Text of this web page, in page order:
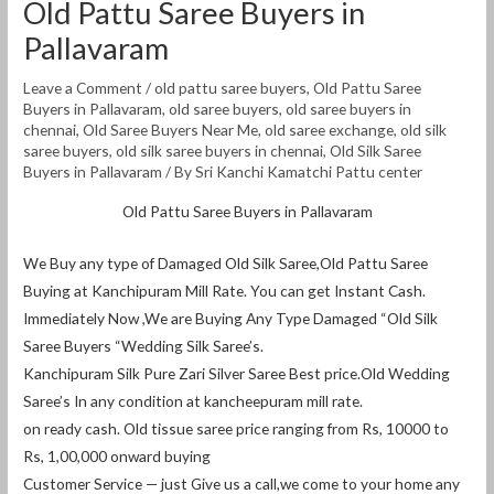
Old Pattu Saree Buyers in
Pallavaram
Leave a Comment /old pattu saree buyers,Old Pattu Saree
Buyers in Pallavaram,old saree buyers,old saree buyers in
chennai,Old Saree Buyers Near Me,old saree exchange,old silk
saree buyers,old silk saree buyers in chennai,Old Silk Saree
Buyers in Pallavaram / BySri Kanchi Kamatchi Pattu center
Old Pattu Saree Buyers in Pallavaram
We Buy any type of Damaged Old Silk Saree,Old Pattu Saree
Buying at Kanchipuram Mill Rate. You can get Instant Cash.
Immediately Now ,We are Buying Any Type Damaged “Old Silk
Saree Buyers “Wedding Silk Saree’s.
Kanchipuram Silk Pure Zari Silver Saree Best price.Old Wedding
Saree’s In any condition at kancheepuram mill rate.
on ready cash. Old tissue saree price ranging from Rs, 10000 to
Rs, 1,00,000 onward buying
Customer Service — just Give us a call,we come to your home any